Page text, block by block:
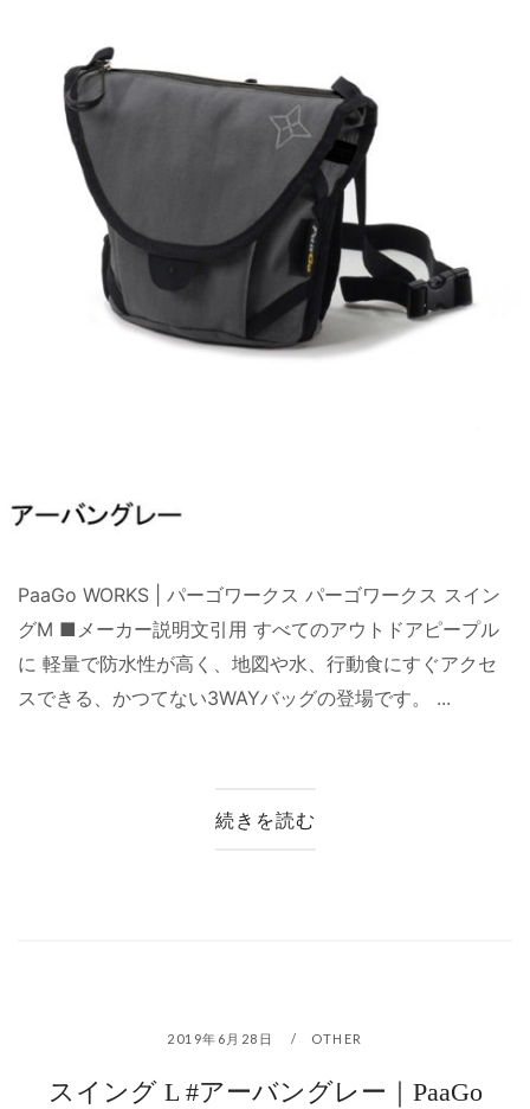
PaaGo WORKS | パーゴワークス パーゴワークス スイン
グM ■メーカー説明文引用 すべてのアウトドアピープル
に 軽量で防水性が高く、地図や水、行動食にすぐアクセ
スできる、かつてない3WAYバッグの登場です。 ...
続きを読む
2019年6月28日 OTHER
スイング L #アーバングレー｜PaaGo